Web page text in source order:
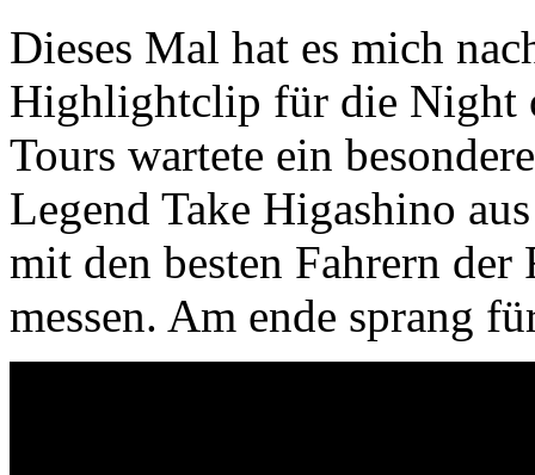
Dieses Mal hat es mich
Highlightclip für die Night
Tours wartete ein
Legend Take Higashino
mit den besten Fahrern
messen. Am ende sprang